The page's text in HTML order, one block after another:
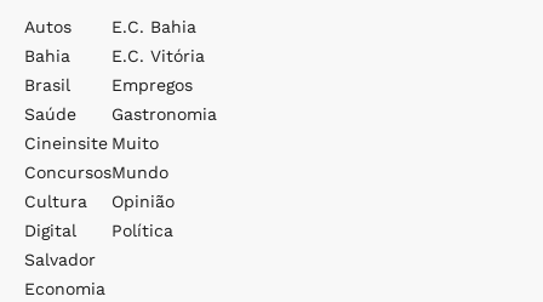
Autos
Bahia
Brasil
Saúde
Cineinsite
Concursos
Cultura
Digital
Salvador
Economia
E.c. Bahia
E.c. Vitória
Empregos
Gastronomia
Muito
Mundo
Opinião
Política